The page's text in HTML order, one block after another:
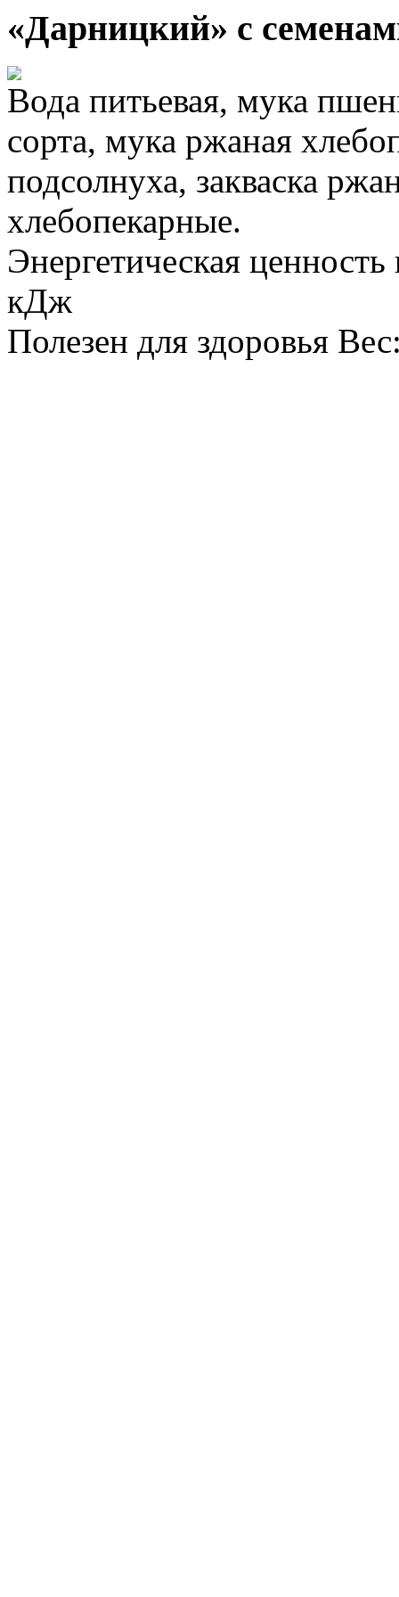
«Дарницкий» с
Вода питьевая, мука
сорта, мука ржаная
подсолнуха, закваска
хлебопекарные.
Энергетическая
кДж
Полезен для здоровья